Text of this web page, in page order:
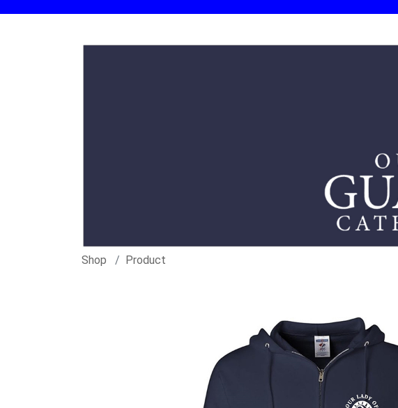
Shop Product